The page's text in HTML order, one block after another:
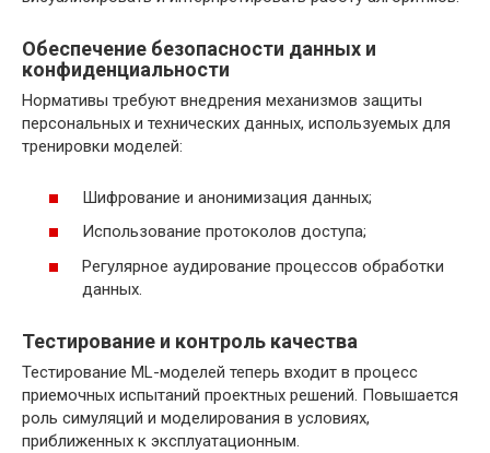
Обеспечение безопасности данных и
конфиденциальности
Нормативы требуют внедрения механизмов защиты
персональных и технических данных, используемых для
тренировки моделей:
Шифрование и анонимизация данных;
Использование протоколов доступа;
Регулярное аудирование процессов обработки
данных.
Тестирование и контроль качества
Тестирование ML-моделей теперь входит в процесс
приемочных испытаний проектных решений. Повышается
роль симуляций и моделирования в условиях,
приближенных к эксплуатационным.